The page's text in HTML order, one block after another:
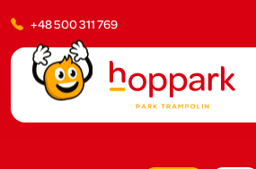
+48 500 311 769